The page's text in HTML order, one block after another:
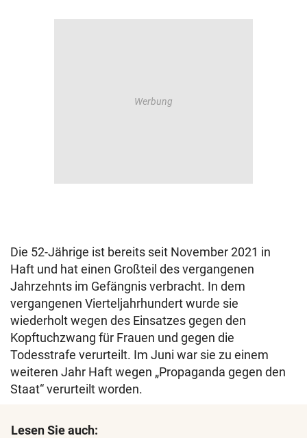
Die 52-Jährige ist bereits seit November 2021 in
Haft und hat einen Großteil des vergangenen
Jahrzehnts im Gefängnis verbracht. In dem
vergangenen Vierteljahrhundert wurde sie
wiederholt wegen des Einsatzes gegen den
Kopftuchzwang für Frauen und gegen die
Todesstrafe verurteilt. Im Juni war sie zu einem
weiteren Jahr Haft wegen „Propaganda gegen den
Staat“ verurteilt worden.
Lesen Sie auch: